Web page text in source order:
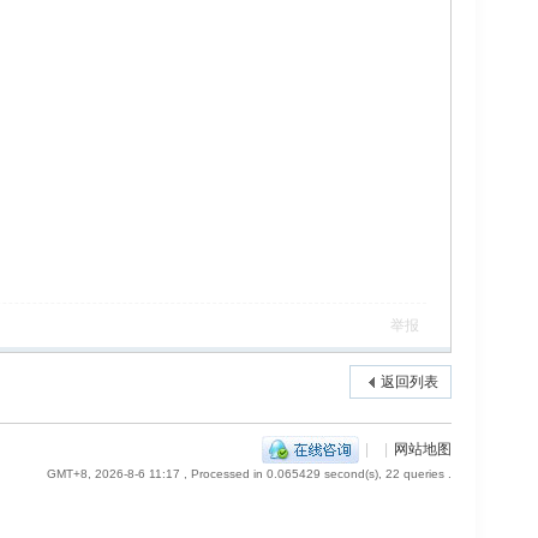
举报
返回列表
| | 网站地图
GMT+8, 2026-8-6 11:17 , Processed in 0.065429 second(s), 22 queries .